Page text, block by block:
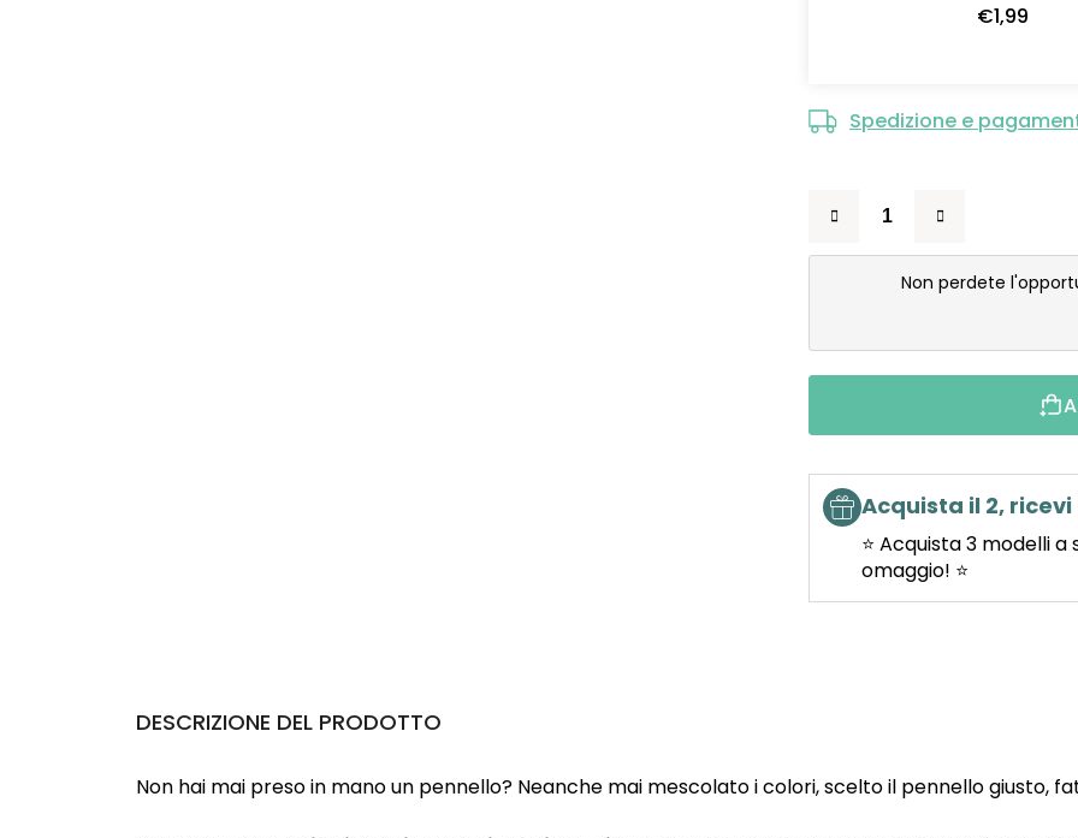
€1,99
Spedizione e
Non perdete
Acquista il 2, ricevi
⭐ Acquista 3 modelli
omaggio! ⭐
DESCRIZIONE DEL PRODOTTO
Non hai mai preso in mano un pennello? Neanche mai mescolato i colori, scelto il pennello giusto,